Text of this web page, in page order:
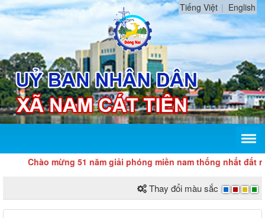
Tiếng Việt English
Chào mừng 51 năm giải phóng miền nam thống nhất đất
Thay đổi màu sắc